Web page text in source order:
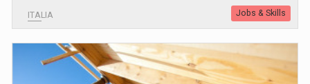
ITALIA Jobs & Skills